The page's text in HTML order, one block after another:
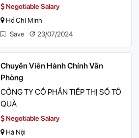
Negotiable Salary
Hồ Chí Minh
Save
23/07/2024
Chuyên Viên Hành Chính Văn
Phòng
CÔNG TY CỔ PHẦN TIẾP THỊ SỐ TÔ
QUÀ
Negotiable Salary
Hà Nội